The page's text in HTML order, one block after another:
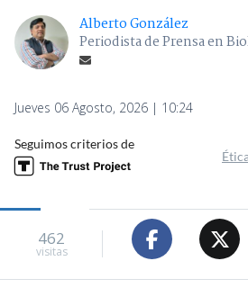
Alberto González
Periodista de Prensa en
Jueves 06 Agosto, 2026 | 10:24
Seguimos criterios de
462
visitas